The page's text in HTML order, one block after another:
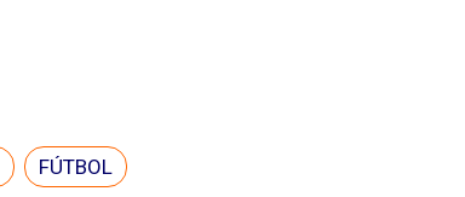
FÚTBOL